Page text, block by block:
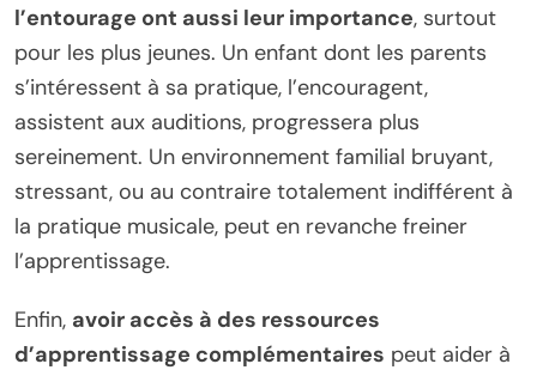
l’entourage ont aussi leur importance, surtout
pour les plus jeunes. Un enfant dont les parents
s’intéressent à sa pratique, l’encouragent,
assistent aux auditions, progressera plus
sereinement. Un environnement familial bruyant,
stressant, ou au contraire totalement indifférent à
la pratique musicale, peut en revanche freiner
l’apprentissage.
Enfin, avoir accès à des ressources
d’apprentissage complémentaires peut aider à